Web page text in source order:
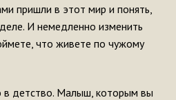
пришли в этот мир и понять,
И немедленно изменить
что живете по чужому
в детство. Малыш, которым вы